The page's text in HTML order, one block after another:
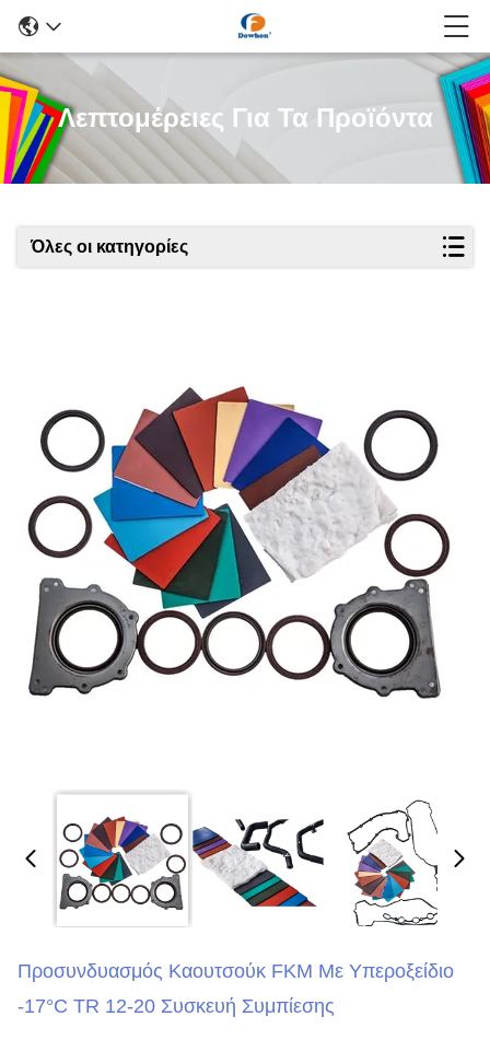
Λεπτομέρειες Για Τα Προϊόντα
Όλες οι κατηγορίες
Προσυνδυασμός Καουτσούκ FKM Με Υπεροξείδιο
-17°C TR 12-20 Συσκευή Συμπίεσης